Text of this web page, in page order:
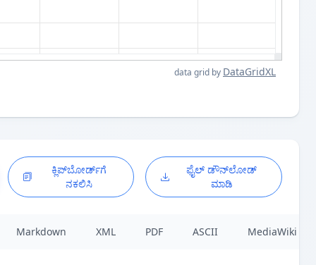
data grid by DataGridXL
ಕ್ಲಿಪ್‌ಬೋರ್ಡ್‌ಗೆ
ನಕಲಿಸಿ
ಫೈಲ್ ಡೌನ್‌ಲೋಡ್
ಮಾಡಿ
Markdown XML PDF ASCII MediaWiki